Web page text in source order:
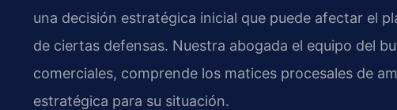
una decisión estratégica inicial que puede afectar el
de ciertas defensas. Nuestra abogada el equipo del
comerciales, comprende los matices procesales de
estratégica para su situación.